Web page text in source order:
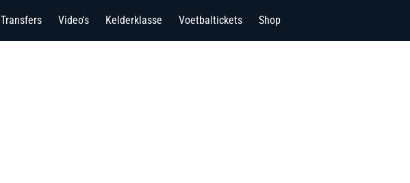
Transfers Video's Kelderklasse Voetbaltickets Shop